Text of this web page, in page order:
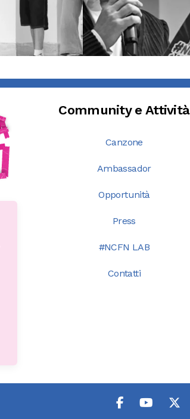
Community e Attività
Canzone
Ambassador
Opportunità
Press
#NCFN LAB
Contatti